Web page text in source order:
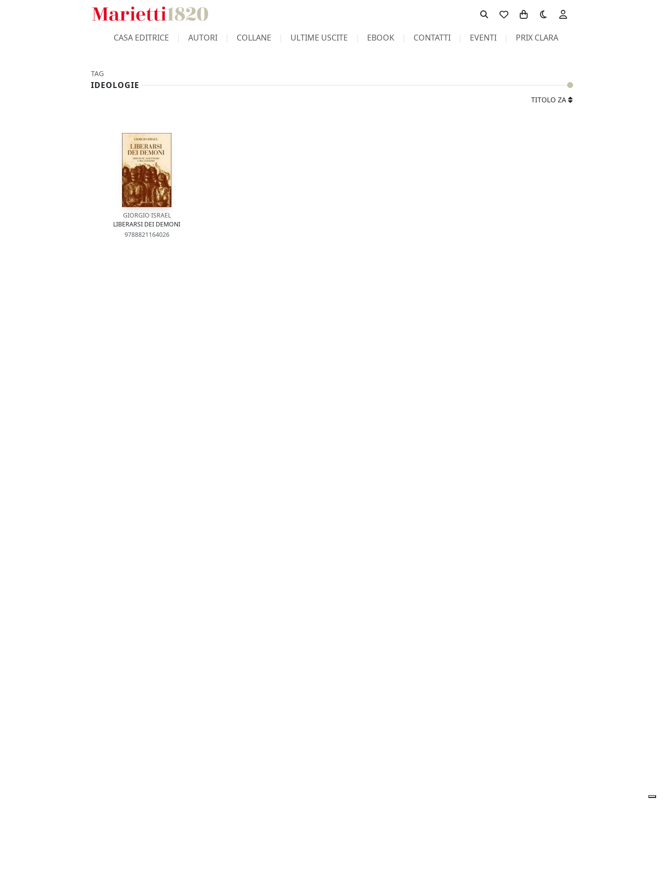
Toggle theme
CASA EDITRICE AUTORI COLLANE ULTIME USCITE EBOOK CONTATTI EVENTI PRIX CLARA
TAG
IDEOLOGIE
TITOLO ZA
GIORGIO ISRAEL
LIBERARSI DEI DEMONI
9788821164026